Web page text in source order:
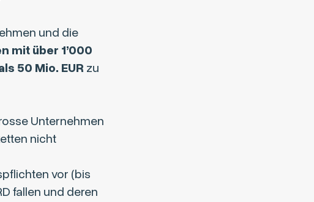
und die
mit über 1’000
50 Mio. EUR zu
Unternehmen
nicht
vor (bis
fallen und deren